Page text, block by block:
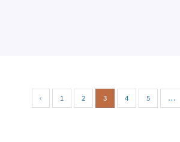
‹ 1 2 3 4 5 …